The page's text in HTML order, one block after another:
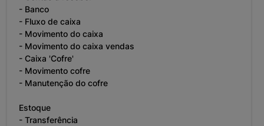
- Banco
- Fluxo de caixa
- Movimento do caixa
- Movimento do caixa vendas
- Caixa 'Cofre'
- Movimento cofre
- Manutenção do cofre
Estoque
- Transferência